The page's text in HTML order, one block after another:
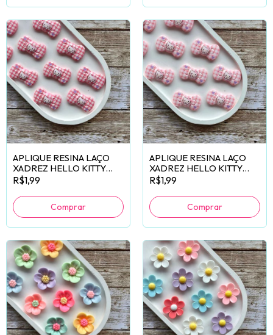
APLIQUE RESINA LAÇO
XADREZ HELLO KITTY
ROSA - 2 UNIDADES
R$1,99
APLIQUE RESINA LAÇO
XADREZ HELLO KITTY
ROSA BEBÊ - 2 UNIDADES
R$1,99